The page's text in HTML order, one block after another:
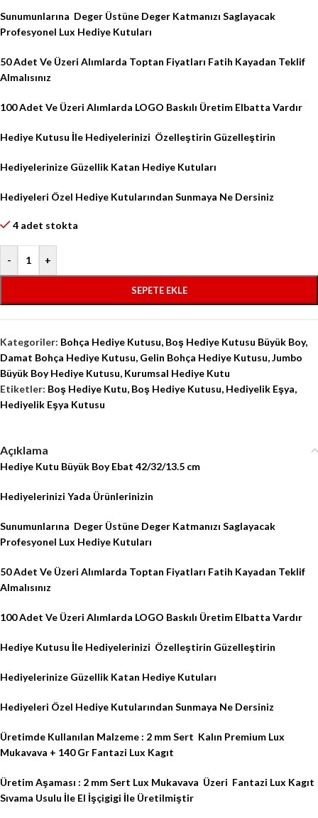
Sunumunlarına Deger Üstüne Deger Katmanızı Saglayacak
Profesyonel Lux Hediye Kutuları
50 Adet Ve Üzeri Alımlarda Toptan Fiyatları Fatih Kayadan Teklif
Almalısınız
100 Adet Ve Üzeri Alımlarda LOGO Baskılı Üretim Elbatta Vardır
Hediye Kutusu İle Hediyelerinizi Özelleştirin Güzelleştirin
Hediyelerinize Güzellik Katan Hediye Kutuları
Hediyeleri Özel Hediye Kutularından Sunmaya Ne Dersiniz
4 adet stokta
- +
SEPETE EKLE
Kategoriler: Bohça Hediye Kutusu, Boş Hediye Kutusu Büyük Boy,
Damat Bohça Hediye Kutusu, Gelin Bohça Hediye Kutusu,Jumbo
Büyük Boy Hediye Kutusu, Kurumsal Hediye Kutu
Etiketler: Boş Hediye Kutu, Boş Hediye Kutusu, Hediyelik Eşya,
Hediyelik Eşya Kutusu
Açıklama
Hediye Kutu Büyük Boy Ebat 42/32/13.5 cm
Hediyelerinizi Yada Ürünlerinizin
Sunumunlarına Deger Üstüne Deger Katmanızı Saglayacak
Profesyonel Lux Hediye Kutuları
50 Adet Ve Üzeri Alımlarda Toptan Fiyatları Fatih Kayadan Teklif
Almalısınız
100 Adet Ve Üzeri Alımlarda LOGO Baskılı Üretim Elbatta Vardır
Hediye Kutusu İle Hediyelerinizi Özelleştirin Güzelleştirin
Hediyelerinize Güzellik Katan Hediye Kutuları
Hediyeleri Özel Hediye Kutularından Sunmaya Ne Dersiniz
Üretimde Kullanılan Malzeme : 2 mm Sert Kalın Premium Lux
Mukavava + 140 Gr Fantazi Lux Kagıt
Üretim Aşaması : 2 mm Sert Lux Mukavava Üzeri Fantazi Lux Kagıt
Sıvama Usulu İle El İşçigigi İle Üretilmiştir